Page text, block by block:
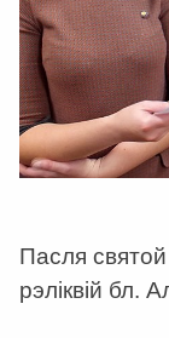
Пасля
рэліквій бл.